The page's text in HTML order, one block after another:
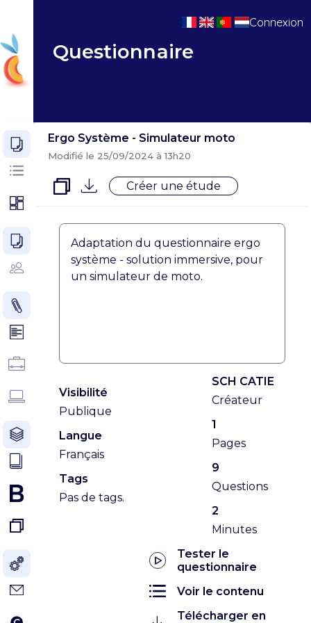
Connexion
Questionnaire
Ergo Système - Simulateur moto
Modifié le 25/09/2024 à 13h20
Créer une étude
Adaptation du questionnaire ergo
système - solution immersive, pour
un simulateur de moto.
Visibilité
Publique
Langue
Français
Tags
Pas de tags.
SCH CATIE
Créateur
1
Pages
9
Questions
2
Minutes
Tester le
questionnaire
Voir le contenu
Télécharger en